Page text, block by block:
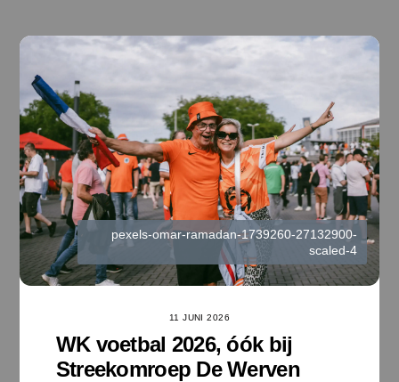
inhoud
pexels-omar-ramadan-1739260-27132900-
scaled-4
11 JUNI 2026
WK voetbal 2026, óók bij
Streekomroep De Werven